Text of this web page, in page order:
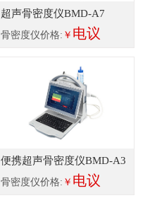
超声骨密度仪BMD-A7
骨密度仪价格: ￥ 电议
便携超声骨密度仪BMD-A3
骨密度仪价格: ￥ 电议